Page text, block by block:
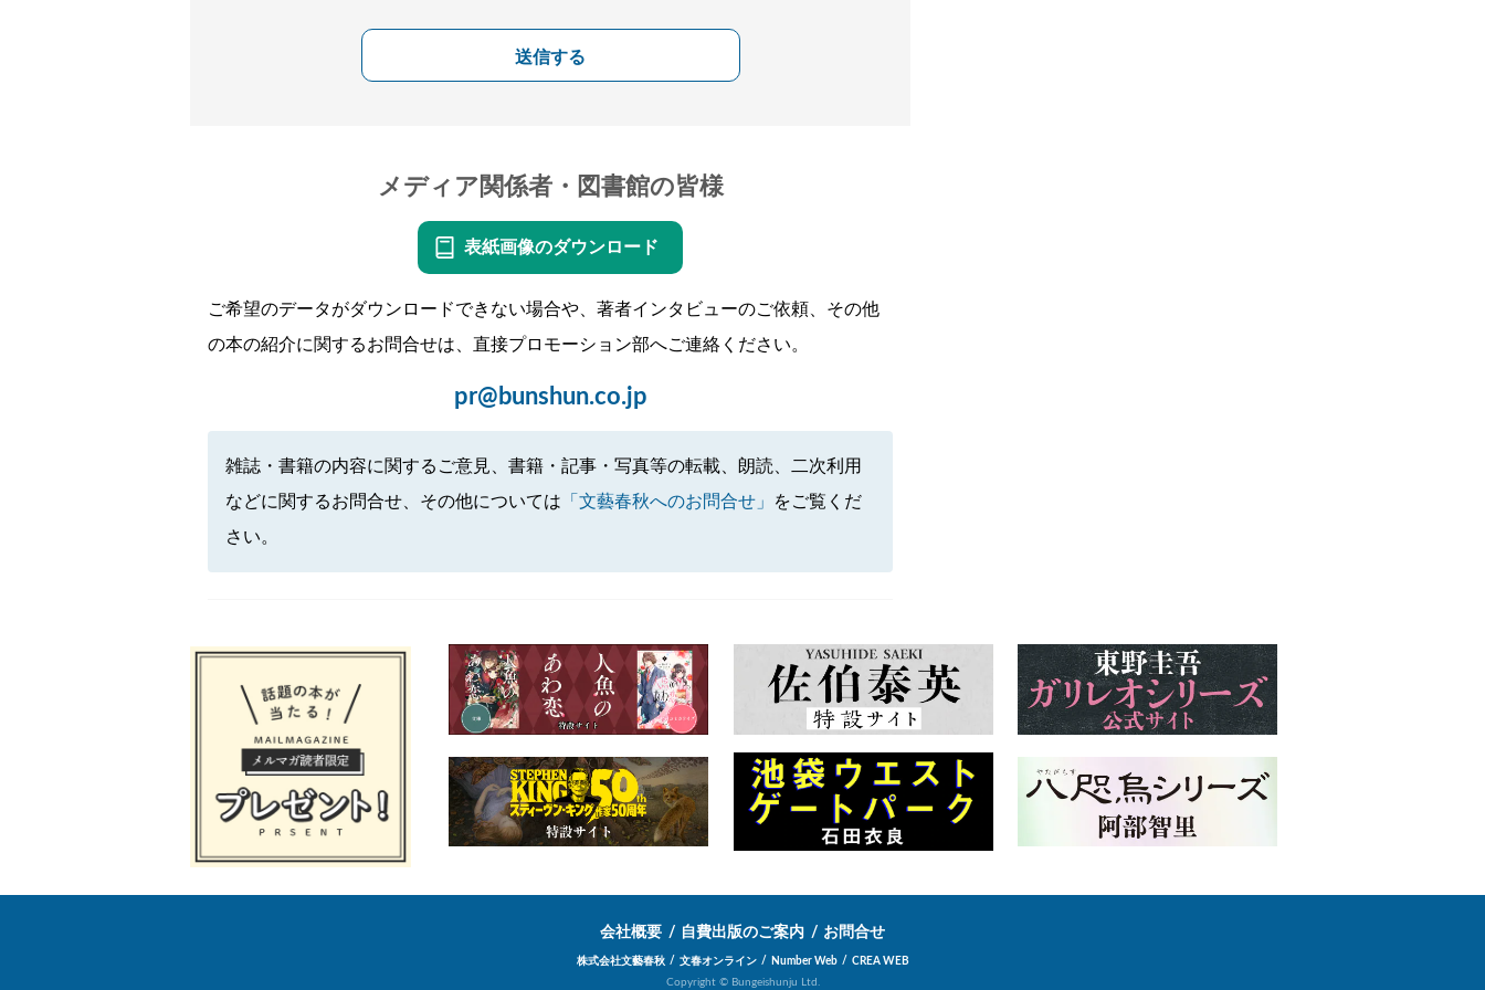
送信する
メディア関係者・図書館の皆様
表紙画像のダウンロード
ご希望のデータがダウンロードできない場合や、著者インタビューのご依頼、その他
の本の紹介に関するお問合せは、直接プロモーション部へご連絡ください。
pr@bunshun.co.jp
雑誌・書籍の内容に関するご意見、書籍・記事・写真等の転載、朗読、二次利用
などに関するお問合せ、その他については 「文藝春秋へのお問合せ」
をご覧くだ
さい。
会社概要 自費出版のご案内 お問合せ
株式会社文藝春秋 文春オンライン Number Web
CREA WEB
Copyright © Bungeishunju Ltd.